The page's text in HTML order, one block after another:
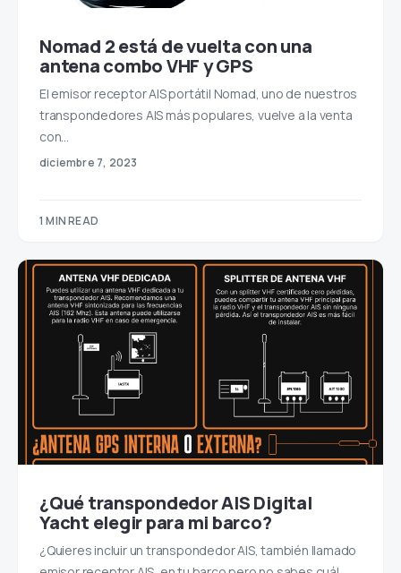
Nomad 2 está de vuelta con una
antena combo VHF y GPS
El emisor receptor AIS portátil Nomad, uno de nuestros
transpondedores AIS más populares, vuelve a la venta
con…
diciembre 7, 2023
1 MIN READ
¿Qué transpondedor AIS Digital
Yacht elegir para mi barco?
¿Quieres incluir un transpondedor AIS, también llamado